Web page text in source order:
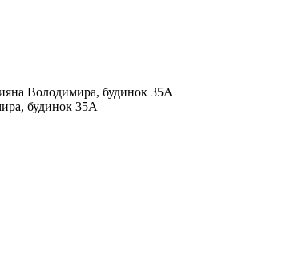
Володимира, будинок 35А
будинок 35А